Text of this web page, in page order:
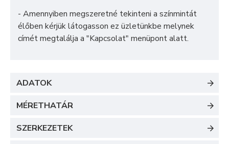
- Amennyiben megszeretné tekinteni a színmintát
élőben kérjük látogasson ez üzletünkbe melynek
címét megtalálja a "Kapcsolat" menüpont alatt.
ADATOK
MÉRETHATÁR
SZERKEZETEK